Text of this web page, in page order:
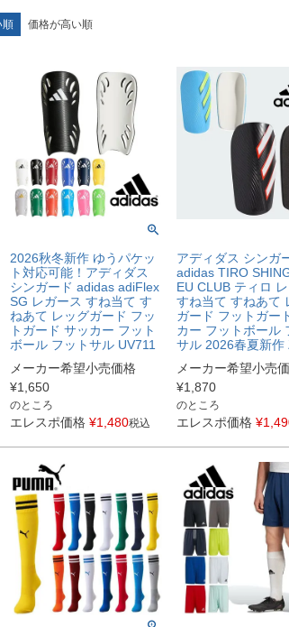
順 価格が高い順
2026秋冬新作 ゆうパケッ
ト対応可能！アディダス
シンガード adidas adiFlex
SG レガース すね当て す
ねあて レッグガード フッ
トガード サッカー フット
ボール フットサル UV711
メーカー希望小売価格
¥1,650
のところ
エレスポ価格 ¥1,480税込
アディダス シンガ
adidas TIRO
EU CLUB ティロ
すね当て すねあて
ガード フットガー
カー フットボール
サル 2026春夏新作
メーカー希望小売
¥1,870
のところ
エレスポ価格 ¥